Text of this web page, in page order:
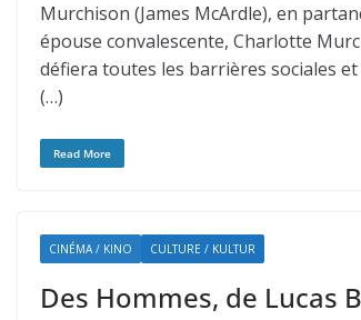
Murchison (James McArdle), en
épouse convalescente, Charlotte
défiera toutes les barrières sociales
(…)
Read More
CINÉMA / KINO CULTURE / KULTUR
Des Hommes, de Lucas